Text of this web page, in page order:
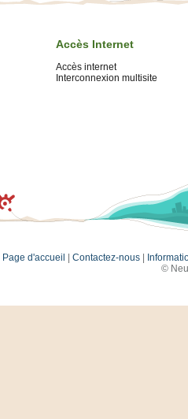
Accès Internet
Accès internet
Interconnexion multisite
Page d'accueil Contactez-nous|
©